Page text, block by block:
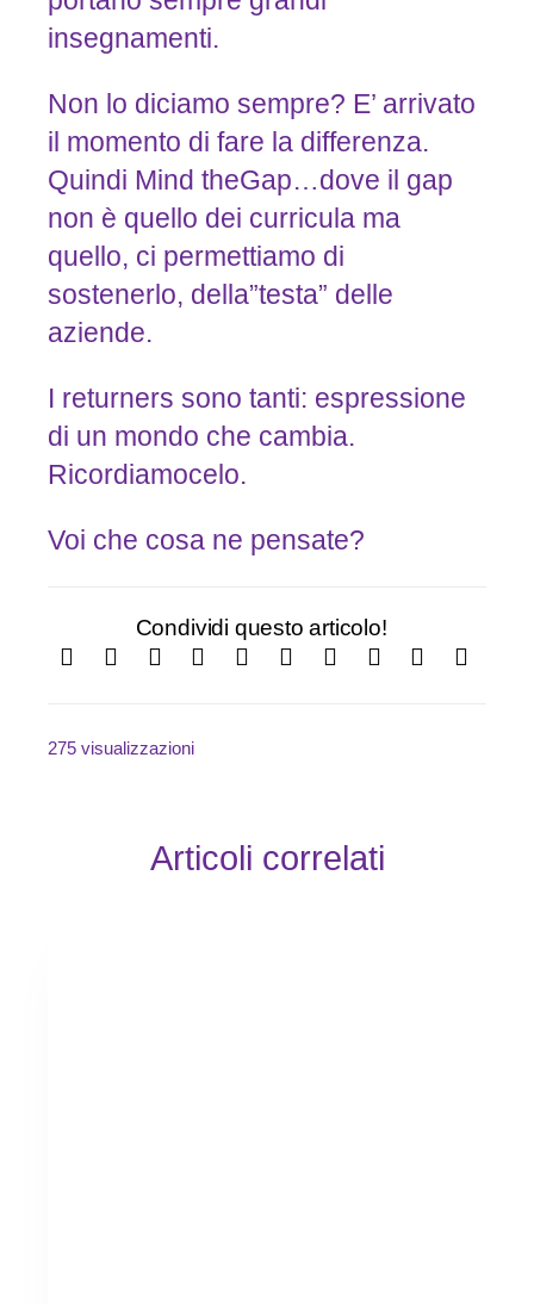
insegnamenti.
Non lo diciamo sempre? E’ arrivato
il momento di fare la differenza.
Quindi Mind theGap…dove il gap
non è quello dei curricula ma
quello, ci permettiamo di
sostenerlo, della”testa” delle
aziende.
I returners sono tanti: espressione
di un mondo che cambia.
Ricordiamocelo.
Voi che cosa ne pensate?
Condividi questo articolo!
275 visualizzazioni
Articoli correlati